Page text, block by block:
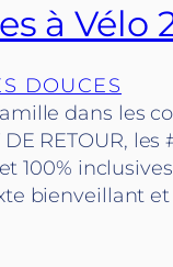
à Vélo
DOUCES
dans les
RETOUR, les
bienveillant